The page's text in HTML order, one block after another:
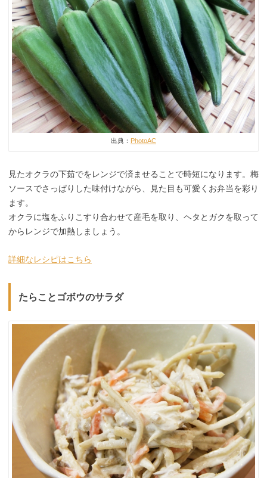
出典： PhotoAC
見たオクラの下茹でをレンジで済ませることで時短になります。梅
ソースでさっぱりした味付けながら、見た目も可愛くお弁当を彩り
ます。
オクラに塩をふりこすり合わせて産毛を取り、ヘタとガクを取って
からレンジで加熱しましょう。
詳細なレシピはこちら
たらことゴボウのサラダ